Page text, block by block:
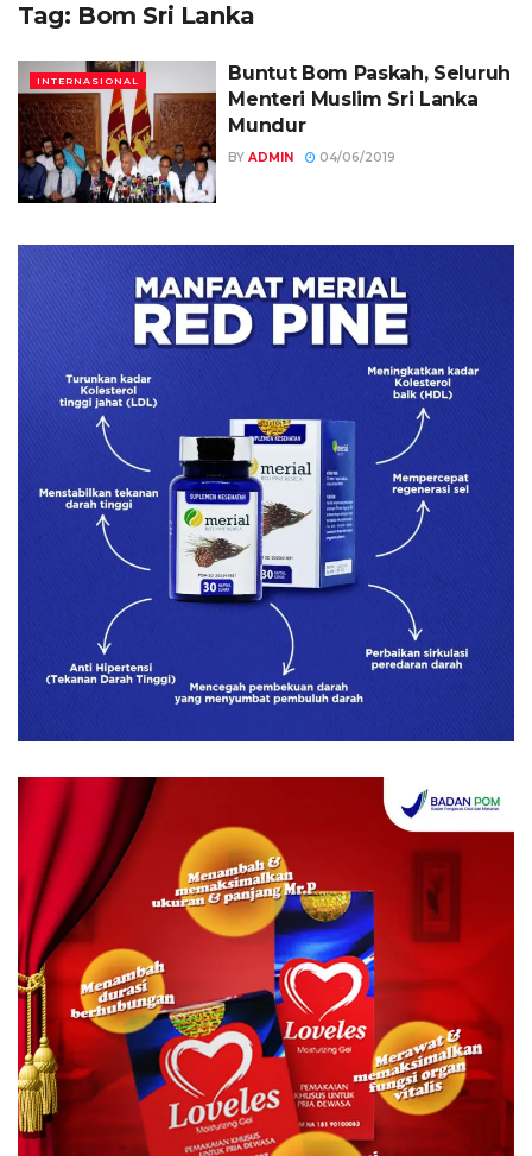
Tag: Bom Sri Lanka
INTERNASIONAL
Buntut Bom Paskah, Seluruh
Menteri Muslim Sri Lanka
Mundur
BY ADMIN 04/06/2019